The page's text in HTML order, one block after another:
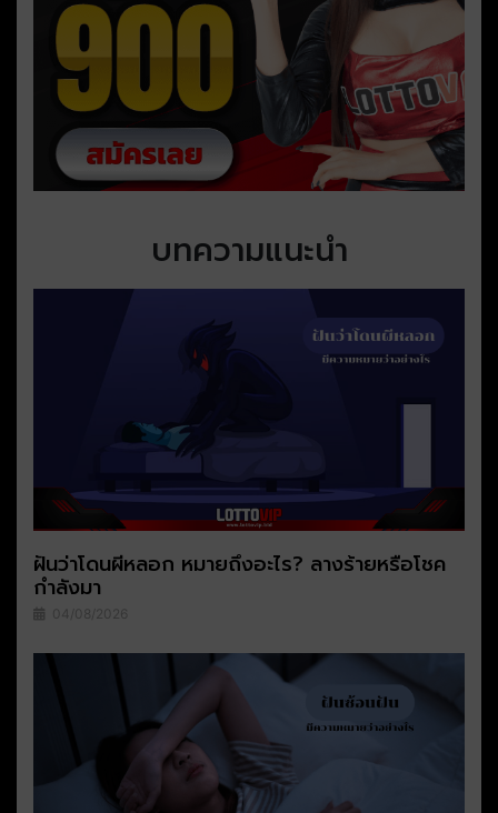
บทความแนะนำ
ฝันว่าโดนผีหลอก หมายถึงอะไร? ลางร้ายหรือโชค
กำลังมา
04/08/2026